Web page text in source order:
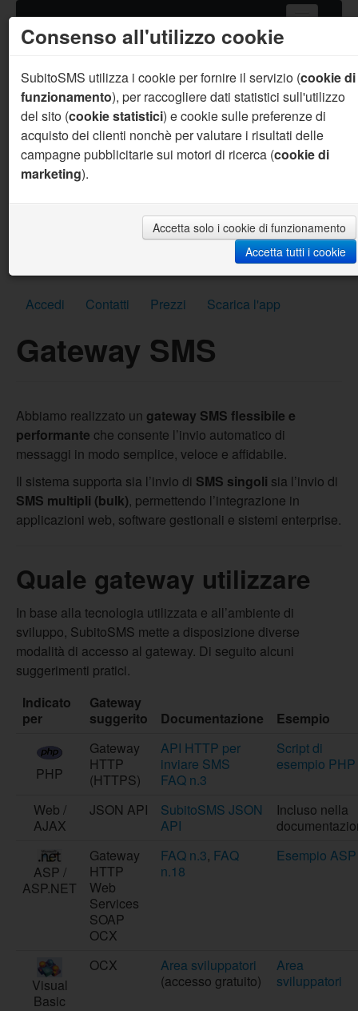
Home
Servizi SMS
Gateway SMS
Acquista SMS
Aiuto
Sei un programmatore ?
personalizzate, SMS per sviluppo gratuiti e molto
Accedi Contatti Prezzi Scarica l'app
Consenso all'utilizzo cookie
SubitoSMS utilizza i cookie per fornire il servizio (cookie di
funzionamento), per raccogliere dati statistici sull'utilizzo
del sito (cookie statistici) e cookie sulle preferenze di
acquisto dei clienti nonchè per valutare i risultati delle
campagne pubblicitarie sui motori di ricerca (cookie di
marketing).
Accetta solo i cookie di funzionamento
Accetta tutti i cookie
Gateway SMS
Abbiamo realizzato un gateway SMS flessibile e
performante che consente l’invio automatico di
messaggi in modo semplice, veloce e affidabile.
Il sistema supporta sia l’invio di SMS singoli sia l’invio di
SMS multipli (bulk), permettendo l’integrazione in
applicazioni web, software gestionali e sistemi enterprise.
Quale gateway utilizzare
In base alla tecnologia utilizzata e all’ambiente di
sviluppo, SubitoSMS mette a disposizione diverse
modalità di accesso al gateway. Di seguito alcuni
suggerimenti pratici.
Indicato
per
Gateway
suggerito
Documentazione Esempio
PHP
Gateway
HTTP
(HTTPS)
API HTTP per
inviare SMS
FAQ n.3
Script di
esempio PHP
Web /
AJAX
JSON API
SubitoSMS JSON
API
Incluso nella
ASP /
ASP.NET
Gateway
HTTP
Web
Services
SOAP
OCX
FAQ n.3, FAQ
n.18
Esempio ASP
Visual
Basic
OCX
Area sviluppatori
(accesso gratuito)
Area
sviluppatori